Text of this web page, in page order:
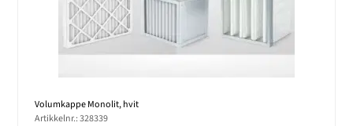
Volumkappe Monolit, hvit
Artikkelnr.: 328339